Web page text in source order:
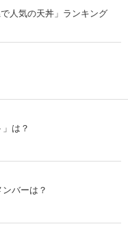
人気の天丼」ランキング
は？
バーは？